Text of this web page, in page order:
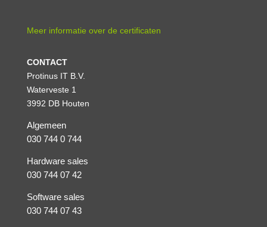
Meer informatie over de certificaten
CONTACT
Protinus IT B.V.
Waterveste 1
3992 DB Houten
Algemeen
030 744 0 744
Hardware sales
030 744 07 42
Software sales
030 744 07 43